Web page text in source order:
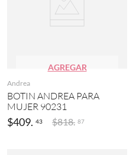
AGREGAR
Andrea
BOTIN ANDREA PARA
MUJER 90231
$409. 43 $818. 87